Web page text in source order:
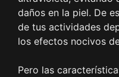
daños en la piel. De
de tus actividades
los efectos nocivos
Pero las